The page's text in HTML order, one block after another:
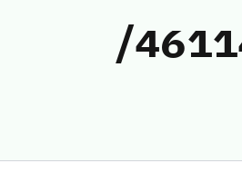
مخالفات نظام الاتصالات وتقنية المعلومات رقم (46114672/